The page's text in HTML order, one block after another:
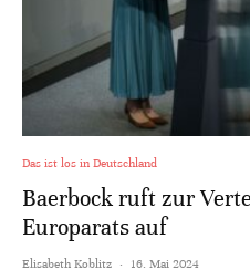
Das ist los in Deutschland
Baerbock ruft zur
Europarats auf
Elisabeth Koblitz · 16. Mai 2024